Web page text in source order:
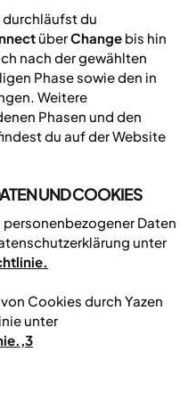
du
überChange bis hin
nach der gewählten
Phase sowie den in
Weitere
Phasen und den
du auf der Website
UND COOKIES
Daten
unter
.
Cookies durch Yazen
unter
.,3